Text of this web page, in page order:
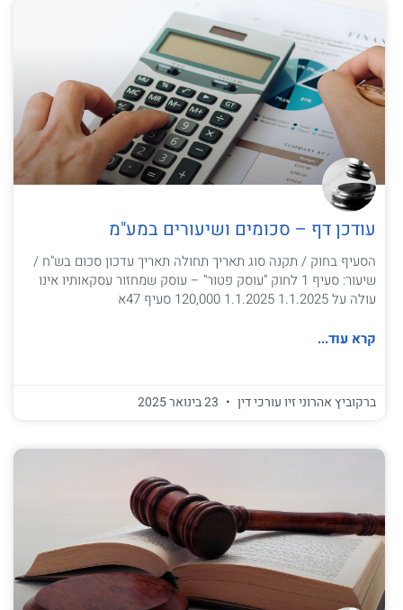
עודכן דף – סכומים ושיעורים במע"מ
הסעיף בחוק / תקנה סוג תאריך תחולה תאריך עדכון סכום בש"ח /
שיעור: סעיף 1 לחוק "עוסק פטור" – עוסק שמחזור עסקאותיו אינו
עולה על 1.1.2025 1.1.2025 120,000 סעיף 47א
קרא עוד...
ברקוביץ אהרוני זיו עורכי דין